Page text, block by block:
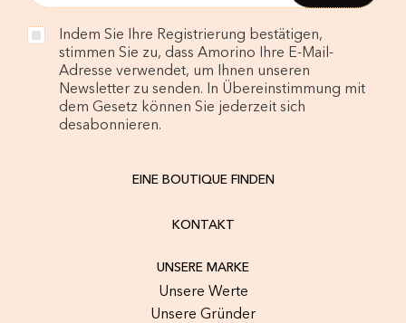
Indem Sie Ihre Registrierung bestätigen,
stimmen Sie zu, dass Amorino Ihre E-Mail-
Adresse verwendet, um Ihnen unseren
Newsletter zu senden. In Übereinstimmung mit
dem Gesetz können Sie jederzeit sich
desabonnieren.
EINE BOUTIQUE FINDEN
KONTAKT
UNSERE MARKE
Unsere Werte
Unsere Gründer